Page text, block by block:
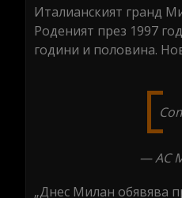
Италианският гранд
Роденият през 1997
години и половина.
— AC
„Днес Милан обявява